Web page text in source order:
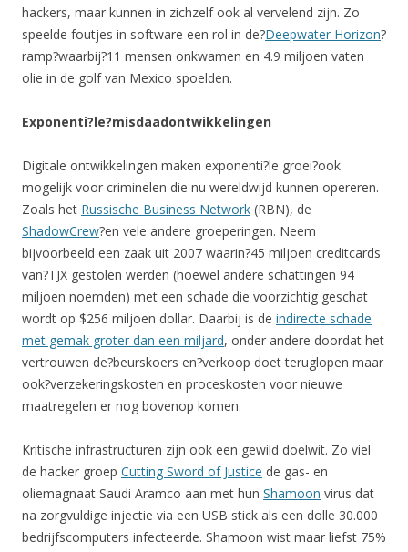
hackers, maar kunnen in zichzelf ook al vervelend zijn. Zo
speelde foutjes in software een rol in de?Deepwater Horizon?
ramp?waarbij?11 mensen onkwamen en 4.9 miljoen vaten
olie in de golf van Mexico spoelden.
Exponenti?le?misdaadontwikkelingen
Digitale ontwikkelingen maken exponenti?le groei?ook
mogelijk voor criminelen die nu wereldwijd kunnen opereren.
Zoals het Russische Business Network (RBN), de
ShadowCrew?en vele andere groeperingen. Neem
bijvoorbeeld een zaak uit 2007 waarin?45 miljoen creditcards
van?TJX gestolen werden (hoewel andere schattingen 94
miljoen noemden) met een schade die voorzichtig geschat
wordt op $256 miljoen dollar. Daarbij is de indirecte schade
met gemak groter dan een miljard, onder andere doordat het
vertrouwen de?beurskoers en?verkoop doet teruglopen maar
ook?verzekeringskosten en proceskosten voor nieuwe
maatregelen er nog bovenop komen.
Kritische infrastructuren zijn ook een gewild doelwit. Zo viel
de hacker groep Cutting Sword of Justice de gas- en
oliemagnaat Saudi Aramco aan met hun Shamoon virus dat
na zorgvuldige injectie via een USB stick als een dolle 30.000
bedrijfscomputers infecteerde. Shamoon wist maar liefst 75%